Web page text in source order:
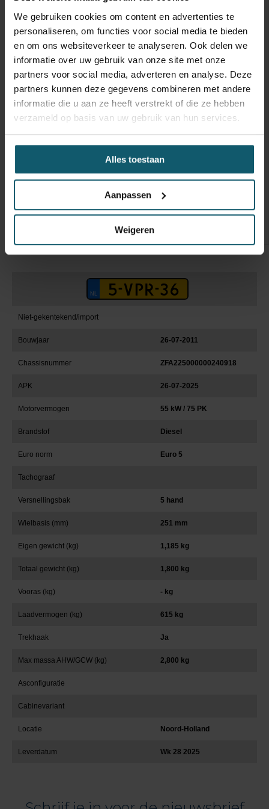
We gebruiken cookies om content en advertenties te
personaliseren, om functies voor social media te bieden
en om ons websiteverkeer te analyseren. Ook delen we
informatie over uw gebruik van onze site met onze
partners voor social media, adverteren en analyse. Deze
partners kunnen deze gegevens combineren met andere
informatie die u aan ze heeft verstrekt of die ze hebben
verzameld op basis van uw gebruik van hun services.
Alles toestaan
Aanpassen
Weigeren
Doorgang
Toebehoren
Laadklep
Groen is gespoten Tot
commissie € 75,-
Niet-gekentekend/import
Bouwjaar 26-07-2011
Chassisnummer ZFA225000000240918
APK 26-07-2025
Motorvermogen 55 kW / 75 PK
Brandstof Diesel
Euro norm Euro 5
Tachograaf
Versnellingsbak 5 hand
Wielbasis (mm) 251 mm
Eigen gewicht (kg) 1,185 kg
Totaal gewicht (kg) 1,800 kg
Vooras (kg) - kg
Laadvermogen (kg) 615 kg
Trekhaak Ja
Max massa AHW/GCW (kg) 2,800 kg
Asconfiguratie
Cabinevariant
Locatie Noord-Holland
Leverdatum Wk 28 2025